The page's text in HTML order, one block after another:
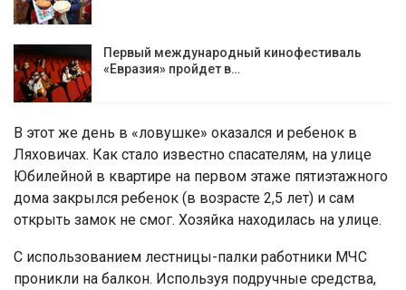
Первый международный кинофестиваль
«Евразия» пройдет в…
В этот же день в «ловушке» оказался и ребенок в
Ляховичах. Как стало известно спасателям, на улице
Юбилейной в квартире на первом этаже пятиэтажного
дома закрылся ребенок (в возрасте 2,5 лет) и сам
открыть замок не смог. Хозяйка находилась на улице.
С использованием лестницы-палки работники МЧС
проникли на балкон. Используя подручные средства,